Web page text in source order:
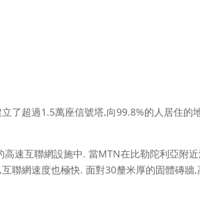
了超過1.5萬座信號塔,向99.8%的人居住的
速互聯網設施中. 當MTN在比勒陀利亞附
聯網速度也極快. 面對30釐米厚的固體磚牆,